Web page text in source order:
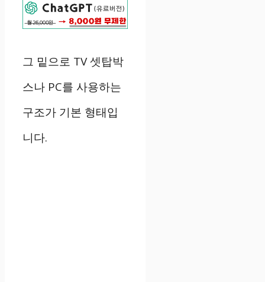
그 밑으로 TV셋탑박
스나 PC를 사용하는
구조가 기본 형태입
니다.